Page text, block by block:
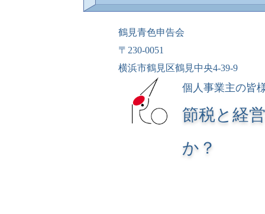
鶴見青色申告会
〒230-0051
横浜市鶴見区鶴見中央4-39-9
個人事業主の皆
節税と経
か？